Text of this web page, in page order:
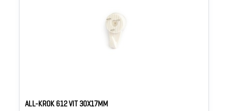
ALL-KROK 612 VIT 30X17MM